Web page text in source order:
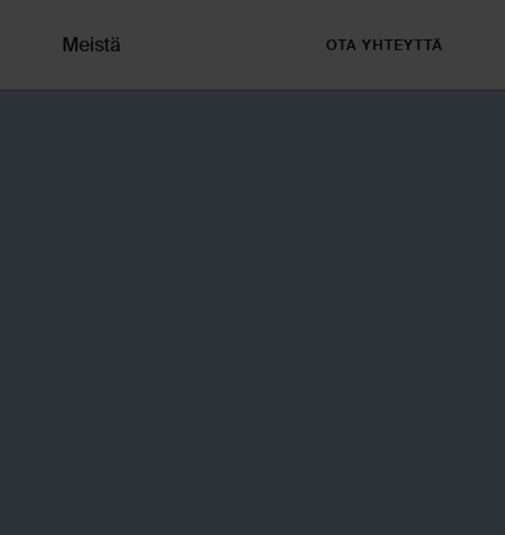
Meistä OTA YHTEYTTÄ